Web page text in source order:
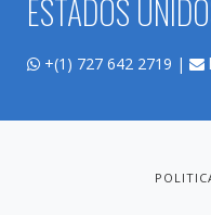
ESTADOS
+(1) 727 642 2719 |